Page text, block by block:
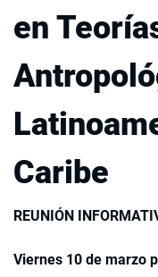
en
Caribe
REUNIÓN
Viernes 10 de marzo